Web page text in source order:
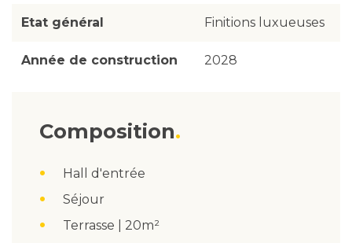
Etat général Finitions luxueuses
Année de construction 2028
Composition
Hall d'entrée
Séjour
Terrasse | 20m²